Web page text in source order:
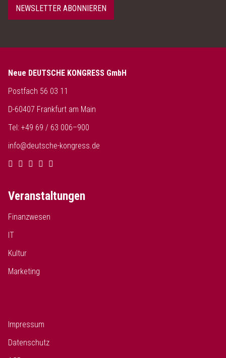
NEWSLETTER ABONNIEREN
Neue DEUTSCHE KONGRESS GmbH
Postfach 56 03 11
D-60407 Frankfurt am Main
Tel: +49 69 / 63 006–900
info@deutsche-kongress.de
Veranstaltungen
Finanzwesen
IT
Kultur
Marketing
Impressum
Datenschutz